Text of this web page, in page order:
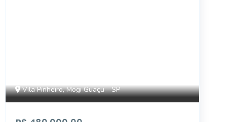
Vila Pinheiro, Mogi Guaçu - SP